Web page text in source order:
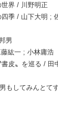
界 / 川野明正
季 / 山下大明 ;
男
紘一 ; 小林庸浩
皮〟を巡る / 田
もしてみんとて